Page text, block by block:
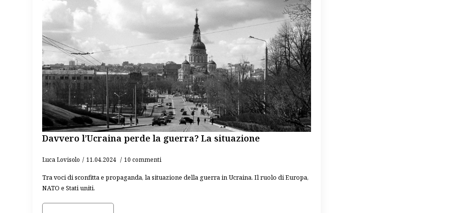
Davvero l’Ucraina perde la guerra? La situazione
Luca Lovisolo 11.04.2024 10 commenti
Tra voci di sconfitta e propaganda, la situazione della guerra in Ucraina. Il ruolo di Europa,
NATO e Stati uniti.